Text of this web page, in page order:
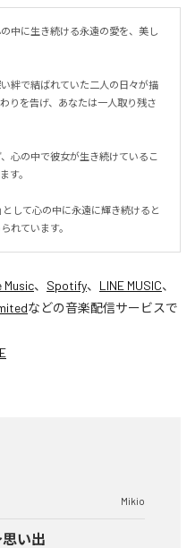
中に生き続ける永遠の愛を、美し
絆で結ばれていた二人の日々が描
りを告げ、あなたは一人取り残さ
心の中で彼女が生き続けているこ
す。
として心の中に永遠に輝き続けると
れています。
Music、 Spotify、 LINE MUSIC、
などの音楽配信サービスで
Mikio
い出